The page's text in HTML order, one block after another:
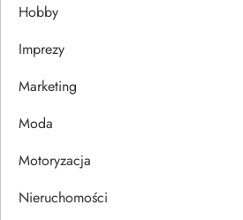
a
w
p
Hobby
Imprezy
Marketing
Moda
Motoryzacja
Nieruchomości